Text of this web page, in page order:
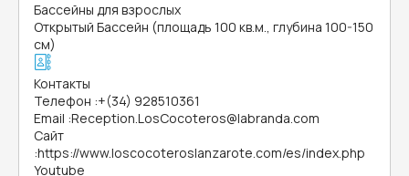
Бассейны для взрослых
Открытый Бассейн (площадь 100 кв.м., глубина 100-150
см)
Контакты
Телефон :+(34) 928510361
Email :Reception.LosCocoteros@labranda.com
Сайт
:https://www.loscocoteroslanzarote.com/es/index.php
Youtube